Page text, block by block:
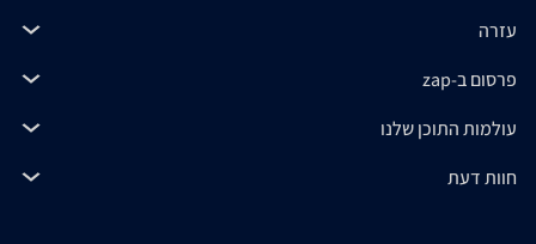
עזרה
פרסום ב-zap
עולמות התוכן שלנו
חוות דעת